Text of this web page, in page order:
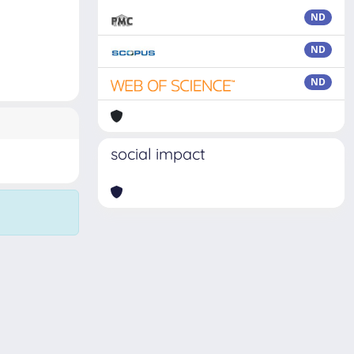
ND
ND
ND
social impact